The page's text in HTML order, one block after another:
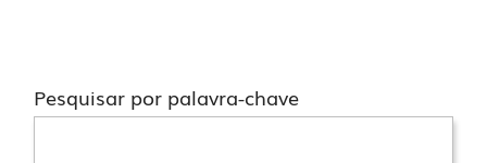
Pesquisar por palavra-chave